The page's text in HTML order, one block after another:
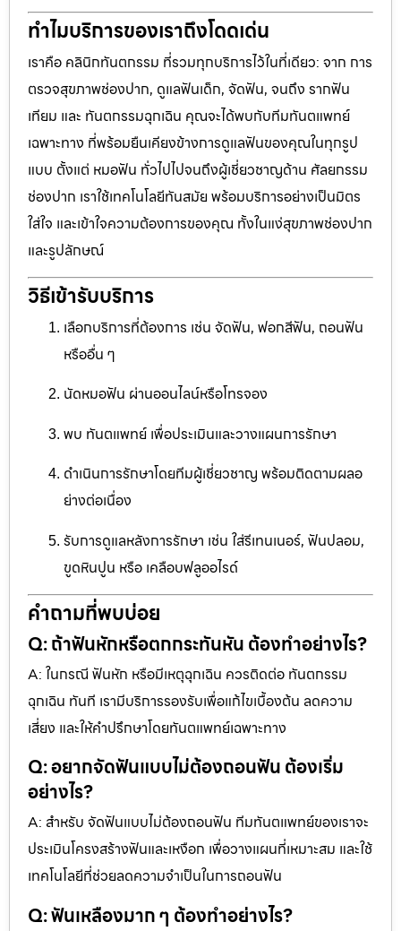
ทำไมบริการของเราถึงโดดเด่น
เราคือ คลินิกทันตกรรม ที่รวมทุกบริการไว้ในที่เดียว: จาก การ
ตรวจสุขภาพช่องปาก, ดูแลฟันเด็ก, จัดฟัน, จนถึง รากฟัน
เทียม และ ทันตกรรมฉุกเฉิน คุณจะได้พบกับทีมทันตแพทย์
เฉพาะทาง ที่พร้อมยืนเคียงข้างการดูแลฟันของคุณในทุกรูป
แบบ ตั้งแต่ หมอฟัน ทั่วไปไปจนถึงผู้เชี่ยวชาญด้าน ศัลยกรรม
ช่องปาก เราใช้เทคโนโลยีทันสมัย พร้อมบริการอย่างเป็นมิตร
ใส่ใจ และเข้าใจความต้องการของคุณ ทั้งในแง่สุขภาพช่องปาก
และรูปลักษณ์
วิธีเข้ารับบริการ
เลือกบริการที่ต้องการ เช่น จัดฟัน, ฟอกสีฟัน, ถอนฟัน
หรืออื่น ๆ
นัดหมอฟัน ผ่านออนไลน์หรือโทรจอง
พบ ทันตแพทย์ เพื่อประเมินและวางแผนการรักษา
ดำเนินการรักษาโดยทีมผู้เชี่ยวชาญ พร้อมติดตามผลอ
ย่างต่อเนื่อง
รับการดูแลหลังการรักษา เช่น ใส่รีเทนเนอร์, ฟันปลอม,
ขูดหินปูน หรือ เคลือบฟลูออไรด์
คำถามที่พบบ่อย
Q: ถ้าฟันหักหรือตกกระทันหัน ต้องทำอย่างไร?
A: ในกรณี ฟันหัก หรือมีเหตุฉุกเฉิน ควรติดต่อ ทันตกรรม
ฉุกเฉิน ทันที เรามีบริการรองรับเพื่อแก้ไขเบื้องต้น ลดความ
เสี่ยง และให้คำปรึกษาโดยทันตแพทย์เฉพาะทาง
Q: อยากจัดฟันแบบไม่ต้องถอนฟัน ต้องเริ่ม
อย่างไร?
A: สำหรับ จัดฟันแบบไม่ต้องถอนฟัน ทีมทันตแพทย์ของเราจะ
ประเมินโครงสร้างฟันและเหงือก เพื่อวางแผนที่เหมาะสม และใช้
เทคโนโลยีที่ช่วยลดความจำเป็นในการถอนฟัน
Q: ฟันเหลืองมาก ๆ ต้องทำอย่างไร?